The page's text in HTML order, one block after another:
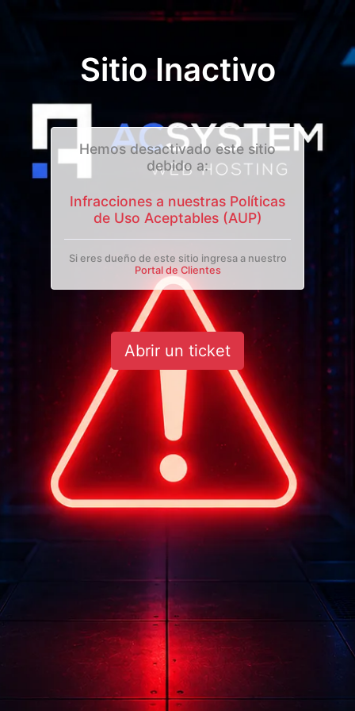
Sitio Inactivo
Hemos desactivado este sitio
debido a:
Infracciones a nuestras Políticas
de Uso Aceptables (AUP)
Si eres dueño de este sitio ingresa a nuestro
Portal de Clientes
Abrir un ticket